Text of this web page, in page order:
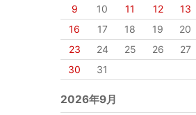
9
10 11 12 13
16
17 18 19 20
23
24 25 26 27
30
31
2026年9月